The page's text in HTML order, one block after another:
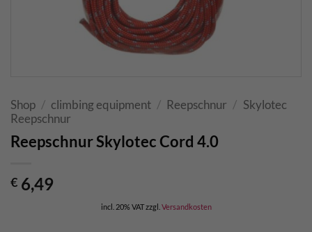
Shop / climbing equipment / Reepschnur / Skylotec
Reepschnur
Reepschnur Skylotec Cord 4.0
€ 6,49
incl. 20% VATzzgl. Versandkosten